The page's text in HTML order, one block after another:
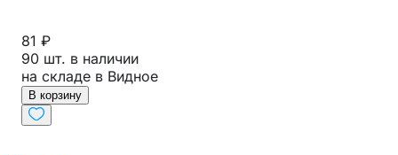
81 ₽
90 шт. в наличии
на складе в Видное
В корзину